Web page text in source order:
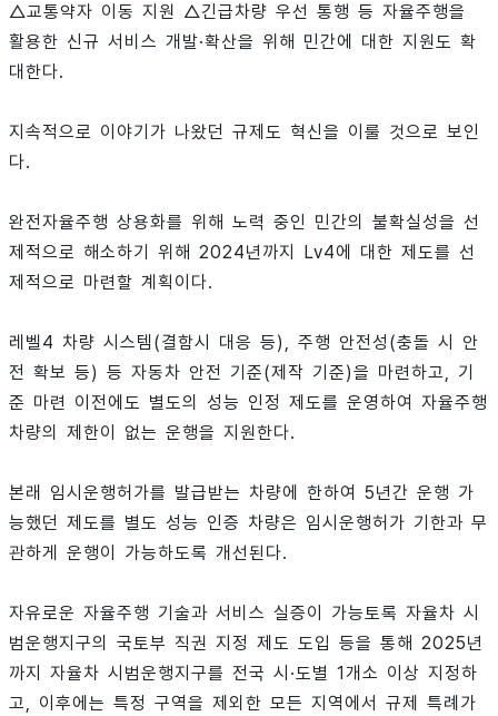
△교통약자 이동 지원 △긴급차량 우선 통행 등 자율주행을
활용한 신규 서비스 개발·확산을 위해 민간에 대한 지원도 확
대한다.
지속적으로 이야기가 나왔던 규제도 혁신을 이룰 것으로 보인
다.
완전자율주행 상용화를 위해 노력 중인 민간의 불확실성을 선
제적으로 해소하기 위해 2024년까지 Lv4에 대한 제도를 선
제적으로 마련할 계획이다.
레벨4 차량 시스템(결함시 대응 등), 주행 안전성(충돌 시 안
전 확보 등) 등 자동차 안전 기준(제작 기준)을 마련하고, 기
준 마련 이전에도 별도의 성능 인정 제도를 운영하여 자율주행
차량의 제한이 없는 운행을 지원한다.
본래 임시운행허가를 발급받는 차량에 한하여 5년간 운행 가
능했던 제도를 별도 성능 인증 차량은 임시운행허가 기한과 무
관하게 운행이 가능하도록 개선된다.
자유로운 자율주행 기술과 서비스 실증이 가능토록 자율차 시
범운행지구의 국토부 직권 지정 제도 도입 등을 통해 2025년
까지 자율차 시범운행지구를 전국 시·도별 1개소 이상 지정하
고, 이후에는 특정 구역을 제외한 모든 지역에서 규제 특례가